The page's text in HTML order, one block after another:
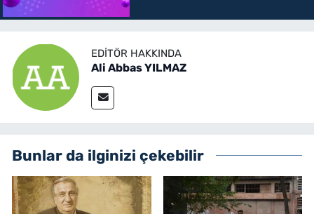
EDITÖR HAKKINDA
Ali Abbas YILMAZ
Bunlar da ilginizi çekebilir